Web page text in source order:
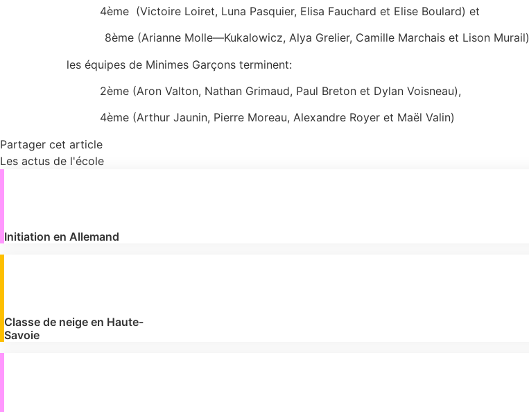
4ème (Victoire Loiret, Luna Pasquier, Elisa Fauchard et Elise Boulard) et
8ème (Arianne Molle—Kukalowicz, Alya Grelier, Camille Marchais et Lison Murail)
les équipes de Minimes Garçons terminent:
2ème (Aron Valton, Nathan Grimaud, Paul Breton et Dylan Voisneau),
4ème (Arthur Jaunin, Pierre Moreau, Alexandre Royer et Maël Valin)
Partager cet article
Les actus de l'école
Initiation en Allemand
Classe de neige en Haute-
Savoie